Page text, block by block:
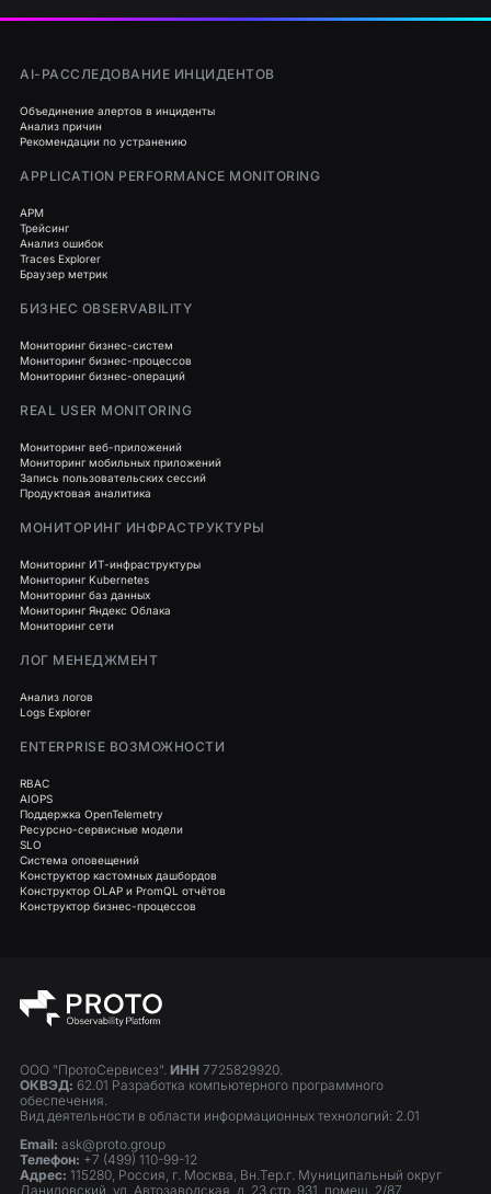
AI-РАССЛЕДОВАНИЕ ИНЦИДЕНТОВ
Объединение алертов в инциденты
Анализ причин
Рекомендации по устранению
APPLICATION PERFORMANCE MONITORING
APM
Трейсинг
Анализ ошибок
Traces Explorer
Браузер метрик
БИЗНЕС OBSERVABILITY
Мониторинг бизнес-систем
Мониторинг бизнес-процессов
Мониторинг бизнес-операций
REAL USER MONITORING
Мониторинг веб-приложений
Мониторинг мобильных приложений
Запись пользовательских сессий
Продуктовая аналитика
МОНИТОРИНГ ИНФРАСТРУКТУРЫ
Мониторинг ИТ-инфраструктуры
Мониторинг Kubernetes
Мониторинг баз данных
Мониторинг Яндекс Облака
Мониторинг сети
ЛОГ МЕНЕДЖМЕНТ
Анализ логов
Logs Explorer
ENTERPRISE ВОЗМОЖНОСТИ
RBAC
AIOPS
Поддержка OpenTelemetry
Ресурсно-сервисные модели
SLO
Система оповещений
Конструктор кастомных дашбордов
Конструктор OLAP и PromQL отчётов
Конструктор бизнес-процессов
ООО "ПротоСервисез". ИНН 7725829920.
ОКВЭД: 62.01 Разработка компьютерного программного
обеспечения.
Вид деятельности в области информационных технологий: 2.01
Email: ask@proto.group
Телефон: +7 (499) 110-99-12
Адрес: 115280, Россия, г. Москва, Вн.Тер.г. Муниципальный округ
Даниловский, ул. Автозаводская, д. 23 стр. 931, помещ. 2/87